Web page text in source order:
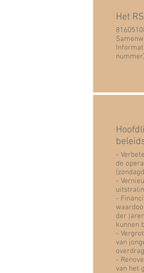
Het
nummer)
-
de
-
-
der
kunnen
-
van
-
van het